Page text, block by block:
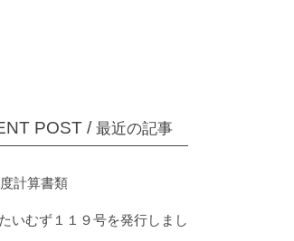
POST / 最近の記事
計算書類
いむず１１９号を発行しまし